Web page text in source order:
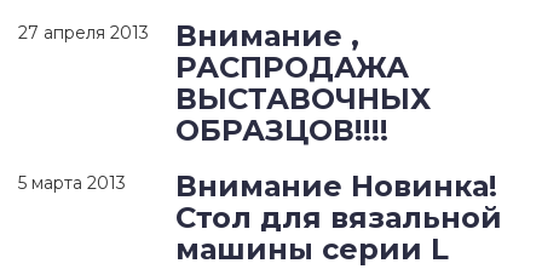
27 апреля 2013
Внимание ,
РАСПРОДАЖА
ВЫСТАВОЧНЫХ
ОБРАЗЦОВ!!!!
5 марта 2013
Внимание Новинка!
Стол для вязальной
машины серии L